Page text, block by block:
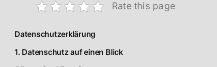
Rate this page
Datenschutz­erklärung
1. Datenschutz auf einen Blick